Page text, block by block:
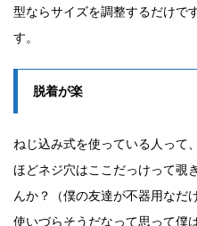
型ならサイズを調整するだけで
す。
脱着が楽
ねじ込み式を使っている人って
ほどネジ穴はここだっけって覗
んか？（僕の友達が不器用なだ
使いづらそうだなって思って僕